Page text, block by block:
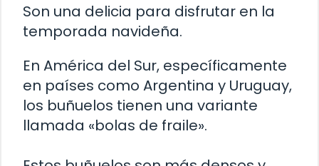
Son una delicia para disfrutar en la
temporada navideña.
En América del Sur, específicamente
en países como Argentina y Uruguay,
los buñuelos tienen una variante
llamada «bolas de fraile».